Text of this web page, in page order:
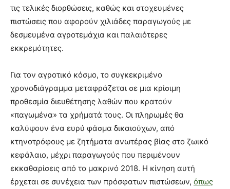
τις τελικές διορθώσεις, καθώς και στοχευμένες
πιστώσεις που αφορούν χιλιάδες παραγωγούς με
δεσμευμένα αγροτεμάχια και παλαιότερες
εκκρεμότητες.
Για τον αγροτικό κόσμο, το συγκεκριμένο
χρονοδιάγραμμα μεταφράζεται σε μια κρίσιμη
προθεσμία διευθέτησης λαθών που κρατούν
«παγωμένα» τα χρήματά τους. Οι πληρωμές θα
καλύψουν ένα ευρύ φάσμα δικαιούχων, από
κτηνοτρόφους με ζητήματα ανωτέρας βίας στο ζωικό
κεφάλαιο, μέχρι παραγωγούς που περιμένουν
εκκαθαρίσεις από το μακρινό 2018. Η κίνηση αυτή
έρχεται σε συνέχεια των πρόσφατων πιστώσεων, όπως